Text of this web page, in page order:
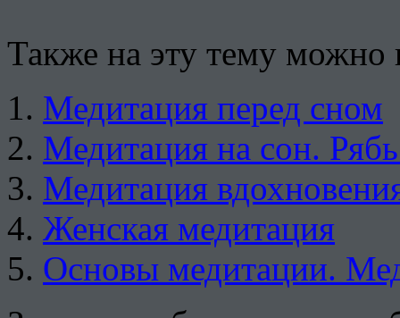
Также на эту тему можно
Медитация перед сном
Медитация на сон.
Медитация
Женская медитация
Основы медитации.